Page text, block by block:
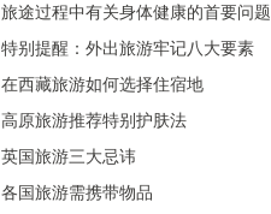
旅途过程中有关身体健康的首要问题
特别提醒：外出旅游牢记八大要素
在西藏旅游如何选择住宿地
高原旅游推荐特别护肤法
英国旅游三大忌讳
各国旅游需携带物品